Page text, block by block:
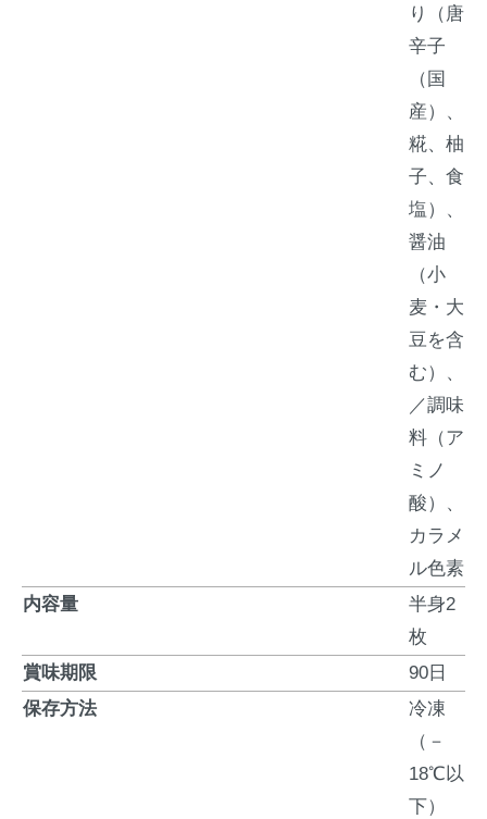
り（唐
辛子
（国
産）、
糀、柚
子、食
塩）、
醤油
（小
麦・大
豆を含
む）、
／調味
料（ア
ミノ
酸）、
カラメ
ル色素
内容量
半身2
枚
賞味期限
90日
保存方法
冷凍
（－
18℃以
下）